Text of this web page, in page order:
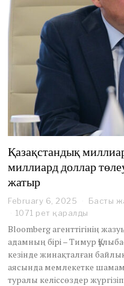
Қазақстандық
миллиард доллар
жатыр
February 6, 2025
e
r
u
a
r
y
Басты
1071 рет қаралды
Bloomberg агенттігінің
адамның бірі – Тимур
кезінде жинақталған
аясында мемлекетке
туралы келіссөздер